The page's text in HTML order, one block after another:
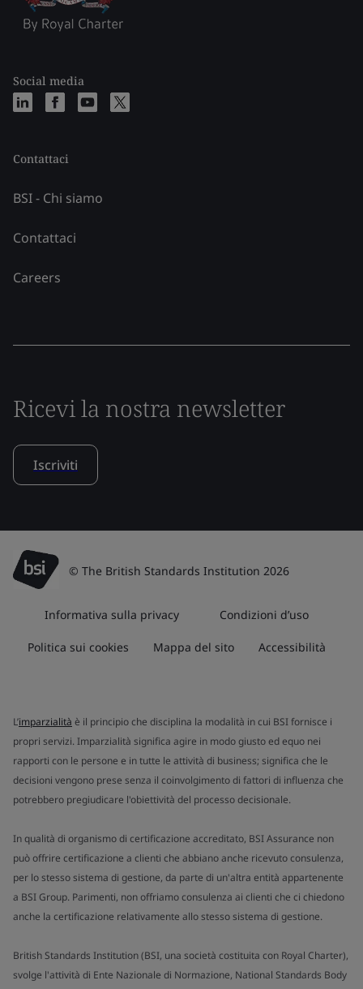
Social media
Contattaci
BSI - Chi siamo
Contattaci
Careers
Ricevi la nostra newsletter
Iscriviti
© The British Standards Institution 2026
Informativa sulla privacy Condizioni d’uso
Politica sui cookies Mappa del sito Accessibilità
L’imparzialità è il principio che disciplina la modalità in cui BSI fornisce i
propri servizi. Imparzialità significa agire in modo giusto ed equo nei
rapporti con le persone e in tutte le attività di business; significa che le
decisioni vengono prese senza il coinvolgimento di fattori di influenza che
potrebbero pregiudicare l'obiettività del processo decisionale.
In qualità di organismo di certificazione accreditato, BSI Assurance non
può offrire certificazione a clienti che abbiano anche ricevuto consulenza,
per lo stesso sistema di gestione, da parte di un'altra entità appartenente
a BSI Group. Parimenti, non offriamo consulenza ai clienti che ci chiedono
anche la certificazione relativamente allo stesso sistema di gestione.
British Standards Institution (BSI, una società costituita con Royal Charter),
svolge l'attività di Ente Nazionale di Normazione, National Standards Body